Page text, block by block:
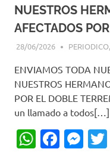
NUESTROS
AFECTADOS
28/06/2026 EDITOR-RET
PERIODICO,
ENVIAMOS TODA
NUESTROS
POR EL DOBLE
un llamado a todos[…]